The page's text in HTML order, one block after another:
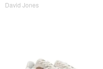
David Jones